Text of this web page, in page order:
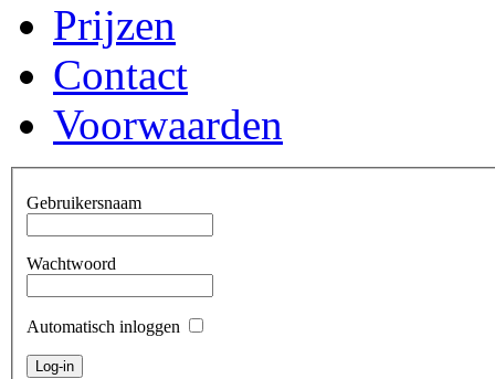
Prijzen
Contact
Voorwaarden
Gebruikersnaam
Wachtwoord
Automatisch inloggen